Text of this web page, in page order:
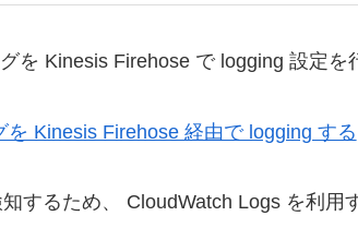
を Kinesis Firehose で logging 設定を
を Kinesis Firehose 経由で logging する
するため、 CloudWatch Logs を利用